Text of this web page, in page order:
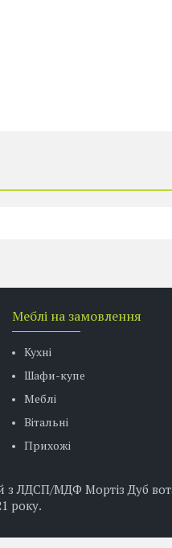
Меблі на замовлення
Кухні
Шафи-купе
Меблі
Вітальні
Прихожі
ЛДСП/МДФ Мортіз Дуб
року.